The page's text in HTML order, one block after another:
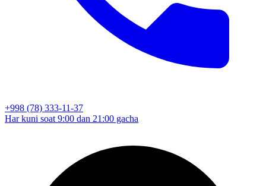
+998 (78) 333-11-37
Har kuni soat 9:00 dan 21:00 gacha